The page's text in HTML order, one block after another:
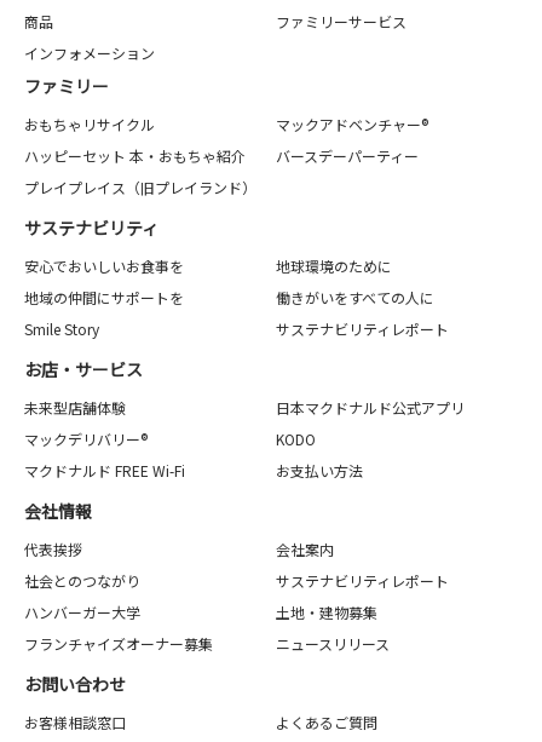
商品
ファミリーサービス
インフォメーション
ファミリー
おもちゃリサイクル
マックアドベンチャー®
ハッピーセット 本・おもちゃ紹介
バースデーパーティー
プレイプレイス（旧プレイランド）
サステナビリティ
安心でおいしいお食事を
地球環境のために
地域の仲間にサポートを
働きがいをすべての人に
Smile Story
サステナビリティレポート
お店・サービス
未来型店舗体験
日本マクドナルド公式アプリ
マックデリバリー®
KODO
マクドナルド FREE Wi-Fi
お支払い方法
会社情報
代表挨拶
会社案内
社会とのつながり
サステナビリティレポート
ハンバーガー大学
土地・建物募集
フランチャイズオーナー募集
ニュースリリース
お問い合わせ
お客様相談窓口 よくあるご質問